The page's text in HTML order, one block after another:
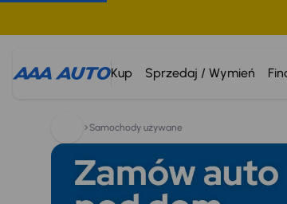
Kup Sprzedaj / Wymień
Szukam: Anuluj wszystko
Samochody używane